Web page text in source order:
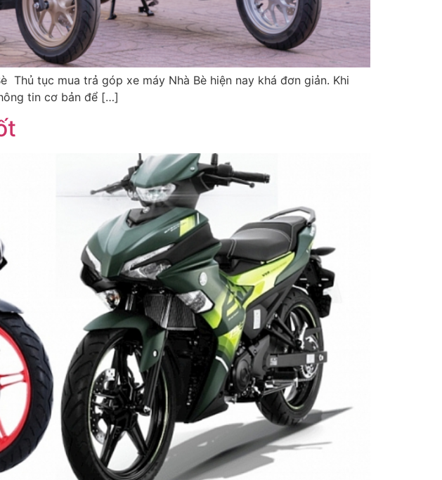
tục mua trả góp xe máy Nhà Bè hiện nay khá đơn giản. Khi
tin cơ bản để […]